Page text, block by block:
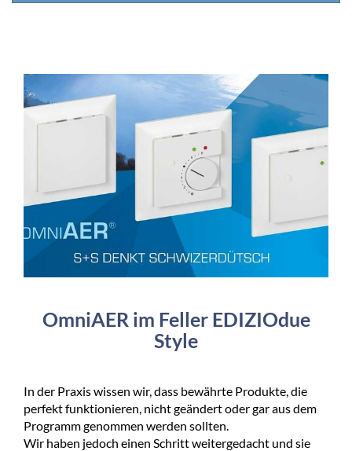
OmniAER im Feller EDIZIOdue
Style
In der Praxis wissen wir, dass bewährte Produkte, die
perfekt funktionieren, nicht geändert oder gar aus dem
Programm genommen werden sollten.
Wir haben jedoch einen Schritt weitergedacht und sie